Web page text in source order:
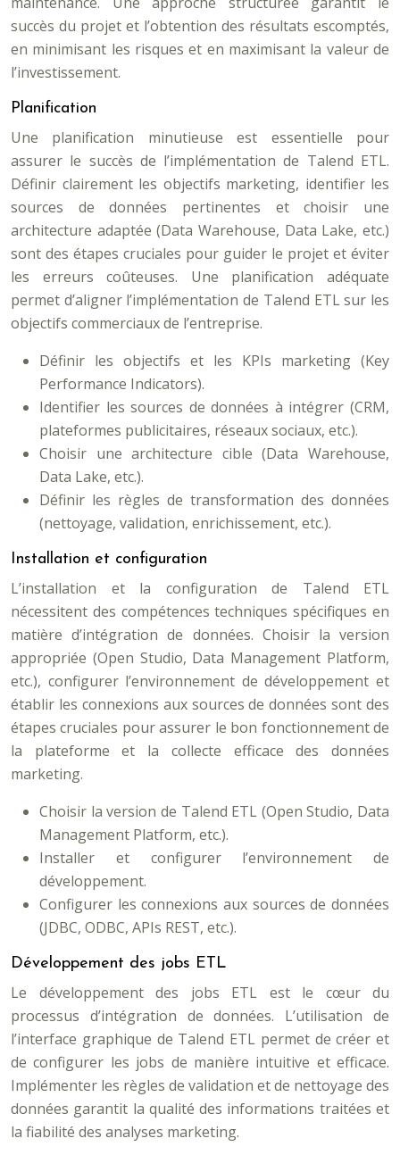
succès du projet et l’obtention des résultats escomptés,
en minimisant les risques et en maximisant la valeur de
l’investissement.
Planification
Une planification minutieuse est essentielle pour
assurer le succès de l’implémentation de Talend ETL.
Définir clairement les objectifs marketing, identifier les
sources de données pertinentes et choisir une
architecture adaptée (Data Warehouse, Data Lake, etc.)
sont des étapes cruciales pour guider le projet et éviter
les erreurs coûteuses. Une planification adéquate
permet d’aligner l’implémentation de Talend ETL sur les
objectifs commerciaux de l’entreprise.
Définir les objectifs et les KPIs marketing (Key
Performance Indicators).
Identifier les sources de données à intégrer (CRM,
plateformes publicitaires, réseaux sociaux, etc.).
Choisir une architecture cible (Data Warehouse,
Data Lake, etc.).
Définir les règles de transformation des données
(nettoyage, validation, enrichissement, etc.).
Installation et configuration
L’installation et la configuration de Talend ETL
nécessitent des compétences techniques spécifiques en
matière d’intégration de données. Choisir la version
appropriée (Open Studio, Data Management Platform,
etc.), configurer l’environnement de développement et
établir les connexions aux sources de données sont des
étapes cruciales pour assurer le bon fonctionnement de
la plateforme et la collecte efficace des données
marketing.
Choisir la version de Talend ETL (Open Studio, Data
Management Platform, etc.).
Installer et configurer l’environnement de
développement.
Configurer les connexions aux sources de données
(JDBC, ODBC, APIs REST, etc.).
Développement des jobs ETL
Le développement des jobs ETL est le cœur du
processus d’intégration de données. L’utilisation de
l’interface graphique de Talend ETL permet de créer et
de configurer les jobs de manière intuitive et efficace.
Implémenter les règles de validation et de nettoyage des
données garantit la qualité des informations traitées et
la fiabilité des analyses marketing.